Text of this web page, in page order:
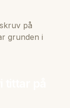
på
grunden i